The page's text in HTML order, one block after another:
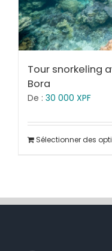
Tour snorkeling
Bora
De : 30 000 XPF
Sélectionner des